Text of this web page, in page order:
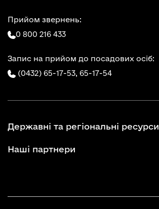
Прийом звернень:
0 800 216 433
Запис на прийом до посадових осіб:
(0432) 65-17-53, 65-17-54
Державні та регіональні ресурси
Наші партнери